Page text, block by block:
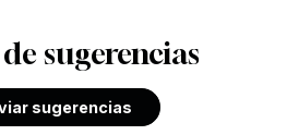
sugerencias
sugerencias